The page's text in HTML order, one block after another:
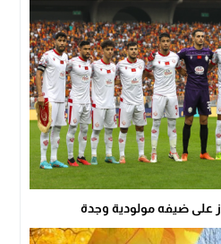
على ضيفه مولودية وجدة